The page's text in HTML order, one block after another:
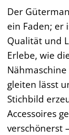
Der
ein Faden; er
Qualität und
Erlebe, wie
gleiten lässt
Stichbild
Accessoires
verschönerst